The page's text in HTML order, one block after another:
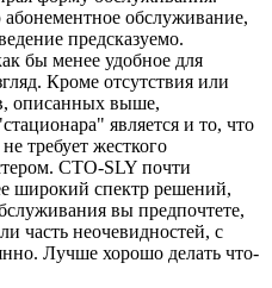
обслуживание,
предсказуемо.
бы менее удобное для
Кроме отсутствия или
описанных выше,
является и то, что
требует жесткого
СТО-SLY почти
широкий спектр решений,
вы предпочтете,
часть неочевидностей, с
Лучше хорошо делать что-